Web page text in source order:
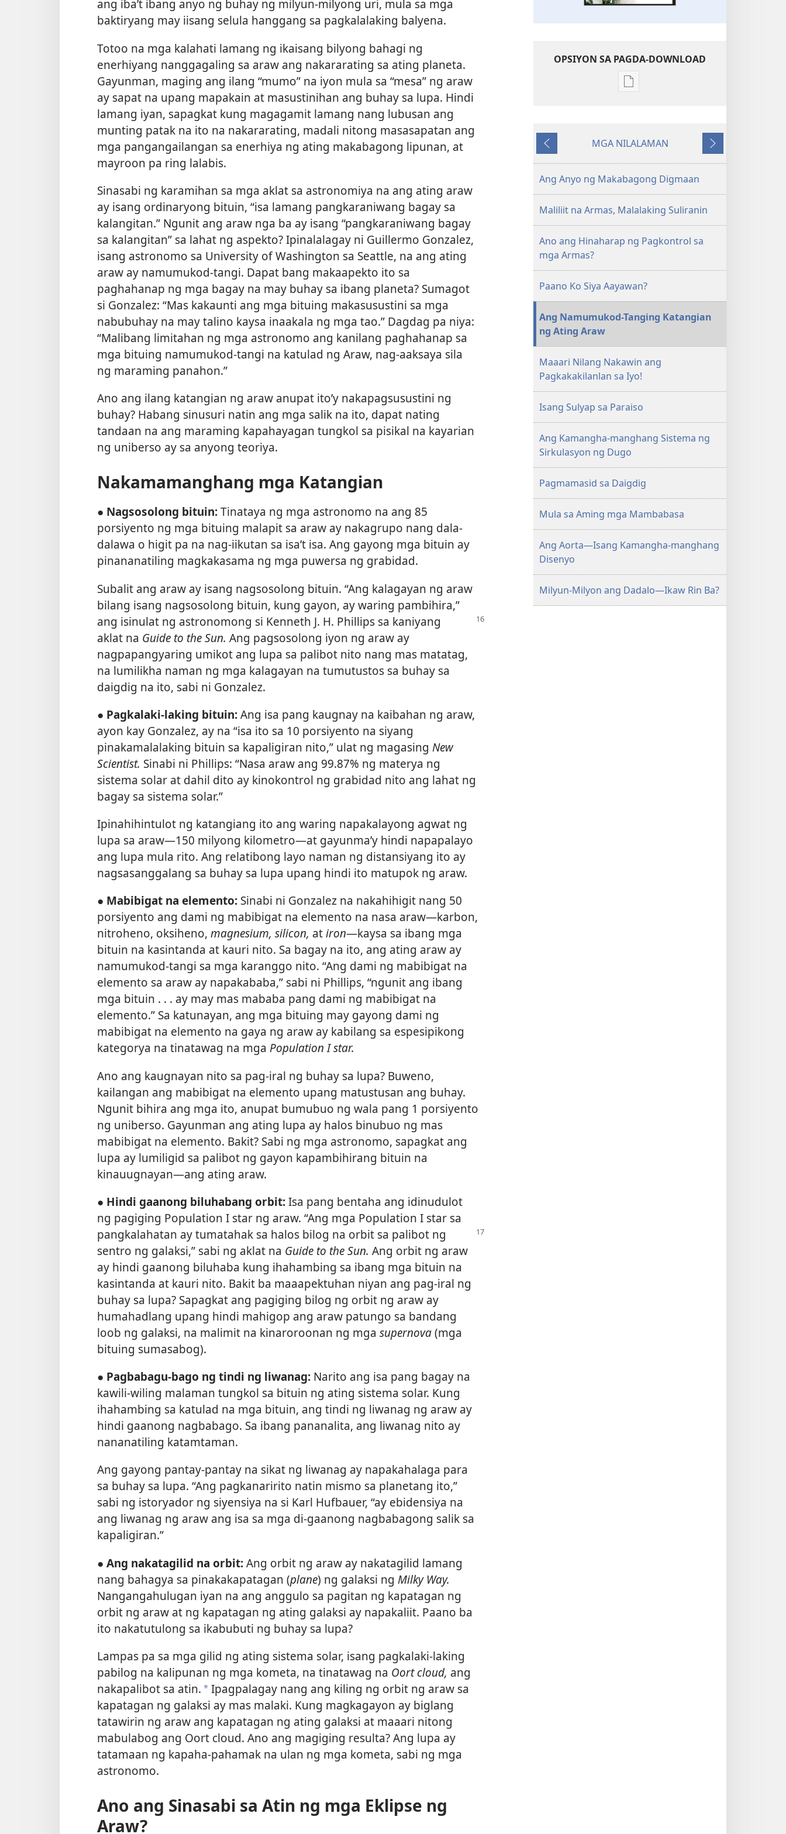
ang iba’t ibang anyo ng buhay ng milyun-milyong uri, mula sa mga
baktiryang may iisang selula hanggang sa pagkalalaking balyena.
Totoo na mga kalahati lamang ng ikaisang bilyong bahagi ng
enerhiyang nanggagaling sa araw ang nakararating sa ating planeta.
Gayunman, maging ang ilang “mumo” na iyon mula sa “mesa” ng araw
ay sapat na upang mapakain at masustinihan ang buhay sa lupa. Hindi
lamang iyan, sapagkat kung magagamit lamang nang lubusan ang
munting patak na ito na nakararating, madali nitong masasapatan ang
mga pangangailangan sa enerhiya ng ating makabagong lipunan, at
mayroon pa ring lalabis.
Sinasabi ng karamihan sa mga aklat sa astronomiya na ang ating araw
ay isang ordinaryong bituin, “isa lamang pangkaraniwang bagay sa
kalangitan.” Ngunit ang araw nga ba ay isang “pangkaraniwang bagay
sa kalangitan” sa lahat ng aspekto? Ipinalalagay ni Guillermo Gonzalez,
isang astronomo sa University of Washington sa Seattle, na ang ating
araw ay namumukod-tangi. Dapat bang makaapekto ito sa
paghahanap ng mga bagay na may buhay sa ibang planeta? Sumagot
si Gonzalez: “Mas kakaunti ang mga bituing makasusustini sa mga
nabubuhay na may talino kaysa inaakala ng mga tao.” Dagdag pa niya:
“Malibang limitahan ng mga astronomo ang kanilang paghahanap sa
mga bituing namumukod-tangi na katulad ng Araw, nag-aaksaya sila
ng maraming panahon.”
Ano ang ilang katangian ng araw anupat ito’y nakapagsusustini ng
buhay? Habang sinusuri natin ang mga salik na ito, dapat nating
tandaan na ang maraming kapahayagan tungkol sa pisikal na kayarian
ng uniberso ay sa anyong teoriya.
Nakamamanghang mga Katangian
● Nagsosolong bituin:Tinataya ng mga astronomo na ang 85
porsiyento ng mga bituing malapit sa araw ay nakagrupo nang dala-
dalawa o higit pa na nag-iikutan sa isa’t isa. Ang gayong mga bituin ay
pinananatiling magkakasama ng mga puwersa ng grabidad.
Subalit ang araw ay isang nagsosolong bituin. “Ang kalagayan ng araw
bilang isang nagsosolong bituin, kung gayon, ay waring pambihira,”
ang isinulat ng astronomong si Kenneth J. H. Phillips sa kaniyang
aklat na Guide to the Sun. Ang pagsosolong iyon ng araw ay
nagpapangyaring umikot ang lupa sa palibot nito nang mas matatag,
na lumilikha naman ng mga kalagayan na tumutustos sa buhay sa
daigdig na ito, sabi ni Gonzalez.
● Pagkalaki-laking bituin:Ang isa pang kaugnay na kaibahan ng araw,
ayon kay Gonzalez, ay na “isa ito sa 10 porsiyento na siyang
pinakamalalaking bituin sa kapaligiran nito,” ulat ng magasing New
Scientist. Sinabi ni Phillips: “Nasa araw ang 99.87% ng materya ng
sistema solar at dahil dito ay kinokontrol ng grabidad nito ang lahat ng
bagay sa sistema solar.”
Ipinahihintulot ng katangiang ito ang waring napakalayong agwat ng
lupa sa araw​—150 milyong kilometro​—at gayunma’y hindi napapalayo
ang lupa mula rito. Ang relatibong layo naman ng distansiyang ito ay
nagsasanggalang sa buhay sa lupa upang hindi ito matupok ng araw.
● Mabibigat na elemento: Sinabi ni Gonzalez na nakahihigit nang 50
porsiyento ang dami ng mabibigat na elemento na nasa araw​—karbon,
nitroheno, oksiheno, magnesium, silicon, atiron​—kaysa sa ibang mga
bituin na kasintanda at kauri nito. Sa bagay na ito, ang ating araw ay
namumukod-tangi sa mga karanggo nito. “Ang dami ng mabibigat na
elemento sa araw ay napakababa,” sabi ni Phillips, “ngunit ang ibang
mga bituin . . . ay may mas mababa pang dami ng mabibigat na
elemento.” Sa katunayan, ang mga bituing may gayong dami ng
mabibigat na elemento na gaya ng araw ay kabilang sa espesipikong
kategorya na tinatawag na mga Population I star.
Ano ang kaugnayan nito sa pag-iral ng buhay sa lupa? Buweno,
kailangan ang mabibigat na elemento upang matustusan ang buhay.
Ngunit bihira ang mga ito, anupat bumubuo ng wala pang 1 porsiyento
ng uniberso. Gayunman ang ating lupa ay halos binubuo ng mas
mabibigat na elemento. Bakit? Sabi ng mga astronomo, sapagkat ang
lupa ay lumiligid sa palibot ng gayon kapambihirang bituin na
kinauugnayan​—ang ating araw.
● Hindi gaanong biluhabang orbit:Isa pang bentaha ang idinudulot
ng pagiging Population I star ng araw. “Ang mga Population I star sa
pangkalahatan ay tumatahak sa halos bilog na orbit sa palibot ng
sentro ng galaksi,” sabi ng aklat na Guide to the Sun. Ang orbit ng araw
ay hindi gaanong biluhaba kung ihahambing sa ibang mga bituin na
kasintanda at kauri nito. Bakit ba maaapektuhan niyan ang pag-iral ng
buhay sa lupa? Sapagkat ang pagiging bilog ng orbit ng araw ay
humahadlang upang hindi mahigop ang araw patungo sa bandang
loob ng galaksi, na malimit na kinaroroonan ng mga supernova(mga
bituing sumasabog).
● Pagbabagu-bago ng tindi ng liwanag: Narito ang isa pang bagay na
kawili-wiling malaman tungkol sa bituin ng ating sistema solar. Kung
ihahambing sa katulad na mga bituin, ang tindi ng liwanag ng araw ay
hindi gaanong nagbabago. Sa ibang pananalita, ang liwanag nito ay
nananatiling katamtaman.
Ang gayong pantay-pantay na sikat ng liwanag ay napakahalaga para
sa buhay sa lupa. “Ang pagkanaririto natin mismo sa planetang ito,”
sabi ng istoryador ng siyensiya na si Karl Hufbauer, “ay ebidensiya na
ang liwanag ng araw ang isa sa mga di-gaanong nagbabagong salik sa
kapaligiran.”
● Ang nakatagilid na orbit:Ang orbit ng araw ay nakatagilid lamang
nang bahagya sa pinakakapatagan (plane) ng galaksi ng Milky Way.
Nangangahulugan iyan na ang anggulo sa pagitan ng kapatagan ng
orbit ng araw at ng kapatagan ng ating galaksi ay napakaliit. Paano ba
ito nakatutulong sa ikabubuti ng buhay sa lupa?
Lampas pa sa mga gilid ng ating sistema solar, isang pagkalaki-laking
pabilog na kalipunan ng mga kometa, na tinatawag na Oort cloud, ang
nakapalibot sa atin. a Ipagpalagay nang ang kiling ng orbit ng araw sa
kapatagan ng galaksi ay mas malaki. Kung magkagayon ay biglang
tatawirin ng araw ang kapatagan ng ating galaksi at maaari nitong
mabulabog ang Oort cloud. Ano ang magiging resulta? Ang lupa ay
tatamaan ng kapaha-pahamak na ulan ng mga kometa, sabi ng mga
astronomo.
Ano ang Sinasabi sa Atin ng mga Eklipse ng
Araw?
OPSIYON SA PAGDA-DOWNLOAD
Opsiyon
ng
MAGASIN
Marso 22,
Nauna
MGA NILALAMAN
Susunod
Ang Anyo ng Makabagong Digmaan
Maliliit na Armas, Malalaking Suliranin
Ano ang Hinaharap ng Pagkontrol sa
mga Armas?
Paano Ko Siya Aayawan?
Ang Namumukod-Tanging Katangian
ng Ating Araw
Maaari Nilang Nakawin ang
Pagkakakilanlan sa Iyo!
Isang Sulyap sa Paraiso
Ang Kamangha-manghang Sistema ng
Sirkulasyon ng Dugo
Pagmamasid sa Daigdig
Mula sa Aming mga Mambabasa
Ang Aorta—Isang Kamangha-manghang
Disenyo
Milyun-Milyon ang Dadalo—Ikaw Rin Ba?